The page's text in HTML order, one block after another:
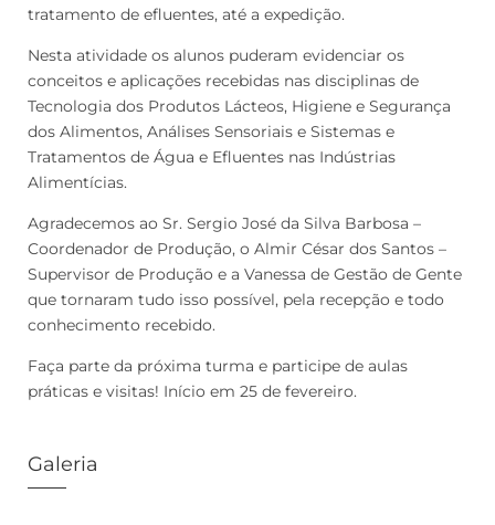
tratamento de efluentes, até a expedição.
Nesta atividade os alunos puderam evidenciar os
conceitos e aplicações recebidas nas disciplinas de
Tecnologia dos Produtos Lácteos, Higiene e Segurança
dos Alimentos, Análises Sensoriais e Sistemas e
Tratamentos de Água e Efluentes nas Indústrias
Alimentícias.
Agradecemos ao Sr. Sergio José da Silva Barbosa –
Coordenador de Produção, o Almir César dos Santos –
Supervisor de Produção e a Vanessa de Gestão de Gente
que tornaram tudo isso possível, pela recepção e todo
conhecimento recebido.
Faça parte da próxima turma e participe de aulas
práticas e visitas! Início em 25 de fevereiro.
Galeria